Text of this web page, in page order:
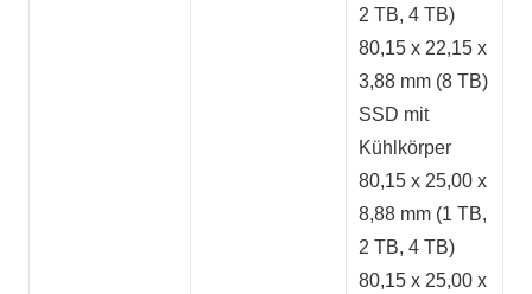
2 TB, 4 TB)
80,15 x 22,15 x
3,88 mm (8 TB)
SSD mit
Kühlkörper
80,15 x 25,00 x
8,88 mm (1 TB,
2 TB, 4 TB)
80,15 x 25,00 x